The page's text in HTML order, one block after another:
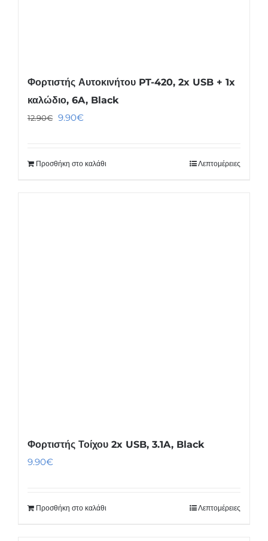
Φορτιστής Αυτοκινήτου PT-420, 2x USB + 1x
καλώδιο, 6A, Black
12.90€ Original
12.90€.
9.90€Η
είναι:
Προσθήκη στο καλάθι Λεπτομέρειες
Φορτιστής Τοίχου 2x USB, 3.1A, Black
9.90€
Προσθήκη στο καλάθι Λεπτομέρειες